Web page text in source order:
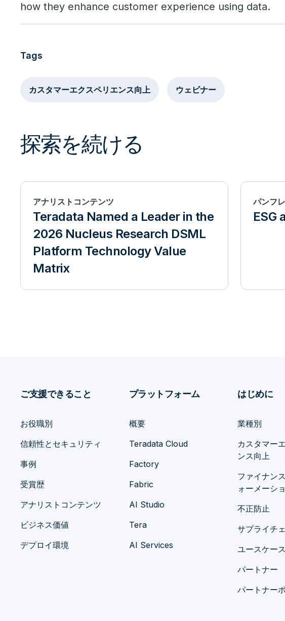
how they enhance customer experience using data.
Tags
カスタマーエクスペリエンス向上 ウェビナー
探索を続ける
アナリストコンテンツ
Teradata Named a Leader in the
2026 Nucleus Research DSML
Platform Technology Value
Matrix
パンフ
ESG
ご支援できること
お役職別
信頼性とセキュリティ
事例
受賞歴
アナリストコンテンツ
ビジネス価値
デプロイ環境
プラットフォーム
概要
Teradata Cloud
Factory
Fabric
AI Studio
Tera
AI Services
はじめに
業種別
カスタマー
ンス向上
ファイナン
ォーメーシ
不正防止
サプライチ
ユースケース
パートナー
パートナー